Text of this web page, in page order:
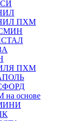
ПХМ
ПХМ
основе